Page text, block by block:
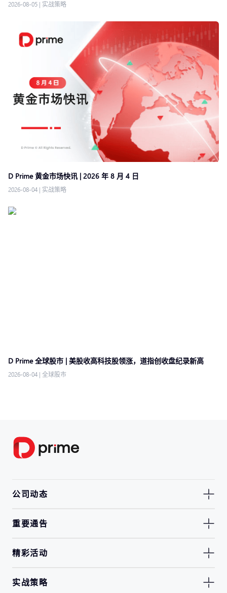
2026-08-05 | 实战策略
D Prime 黄金市场快讯 | 2026 年 8 月 4 日
2026-08-04 | 实战策略
D Prime 全球股市 | 美股收高科技股领涨，道指创收盘纪录新高
2026-08-04 | 全球股市
公司动态
重要通告
精彩活动
实战策略